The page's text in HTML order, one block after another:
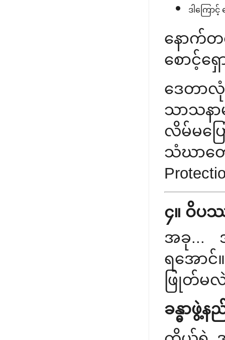
ဒါကြော
နော
စောင့်ရှေ
ဒေတာလုံ
သာသန
လိမ်မပ
သံဃာတ
၄။ ဝိပဿ
အခု...
ရအော
ဖြုတ်မ
ခန္ဓာဖွဲ့န